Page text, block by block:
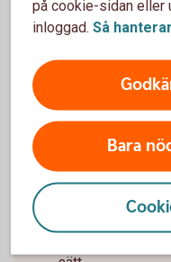
inredning i sin
reparationer som
dispositionsrätt
på den öppna
Nackdelar
Det går i
som säkerhet
på cookie-sidan eller
inloggad. Så
Bara